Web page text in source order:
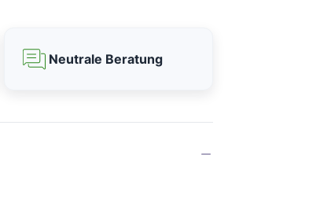
Neutrale Beratung